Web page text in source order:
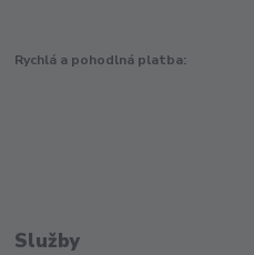
Rychlá a pohodlná platba:
Služby